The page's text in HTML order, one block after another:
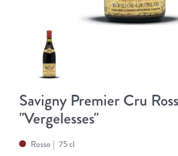
Savigny Premier Cru
"Vergelesses"
Rosso 75 cl